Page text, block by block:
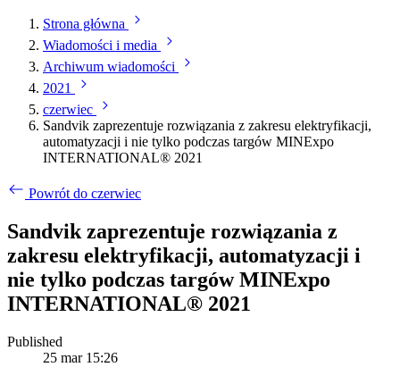
Strona główna
Wiadomości i media
Archiwum wiadomości
2021
czerwiec
Sandvik zaprezentuje rozwiązania z zakresu elektryfikacji,
automatyzacji i nie tylko podczas targów MINExpo
INTERNATIONAL® 2021
Powrót do czerwiec
Sandvik zaprezentuje rozwiązania z
zakresu elektryfikacji, automatyzacji i
nie tylko podczas targów MINExpo
INTERNATIONAL® 2021
Published
25 mar 15:26